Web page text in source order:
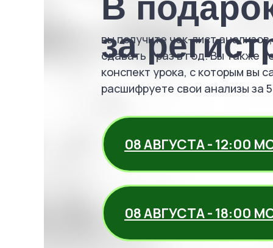
за
вы получите чек-лист
сдавать 1 раз в год. Вы также
конспект урока, с которым вы
расшифруете свои анализы за
08 АВГУСТА - 12:00
08 АВГУСТА - 18:00